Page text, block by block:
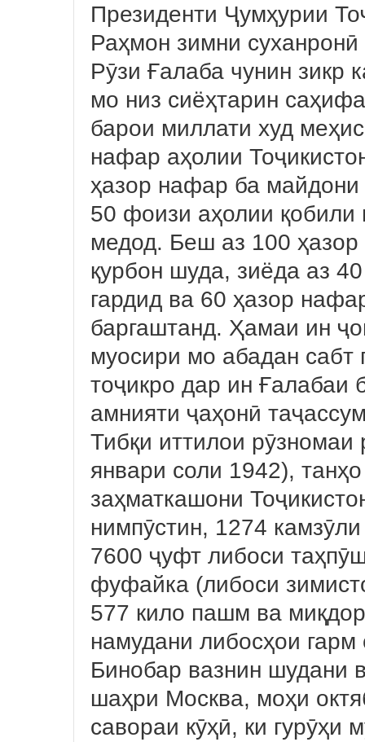
Президенти Ҷумҳурии
Раҳмон зимни
Рӯзи Ғалаба чунин зикр
мо низ сиёҳтарин
барои миллати худ
нафар аҳолии
ҳазор нафар ба
50 фоизи аҳолии
медод. Беш аз 100
қурбон шуда, зиёда аз
гардид ва 60 ҳазор
баргаштанд. Ҳамаи ин
муосири мо абадан сабт
тоҷикро дар ин Ғалабаи
амнияти ҷаҳонӣ
Тибқи иттилои
январи соли 1942),
заҳматкашони
нимпӯстин, 1274
7600 ҷуфт либоси
фуфайка (либоси
577 кило пашм ва
намудани либосҳои гарм
Бинобар вазнин шудани
шаҳри Москва, моҳи
савораи кӯҳӣ, ки